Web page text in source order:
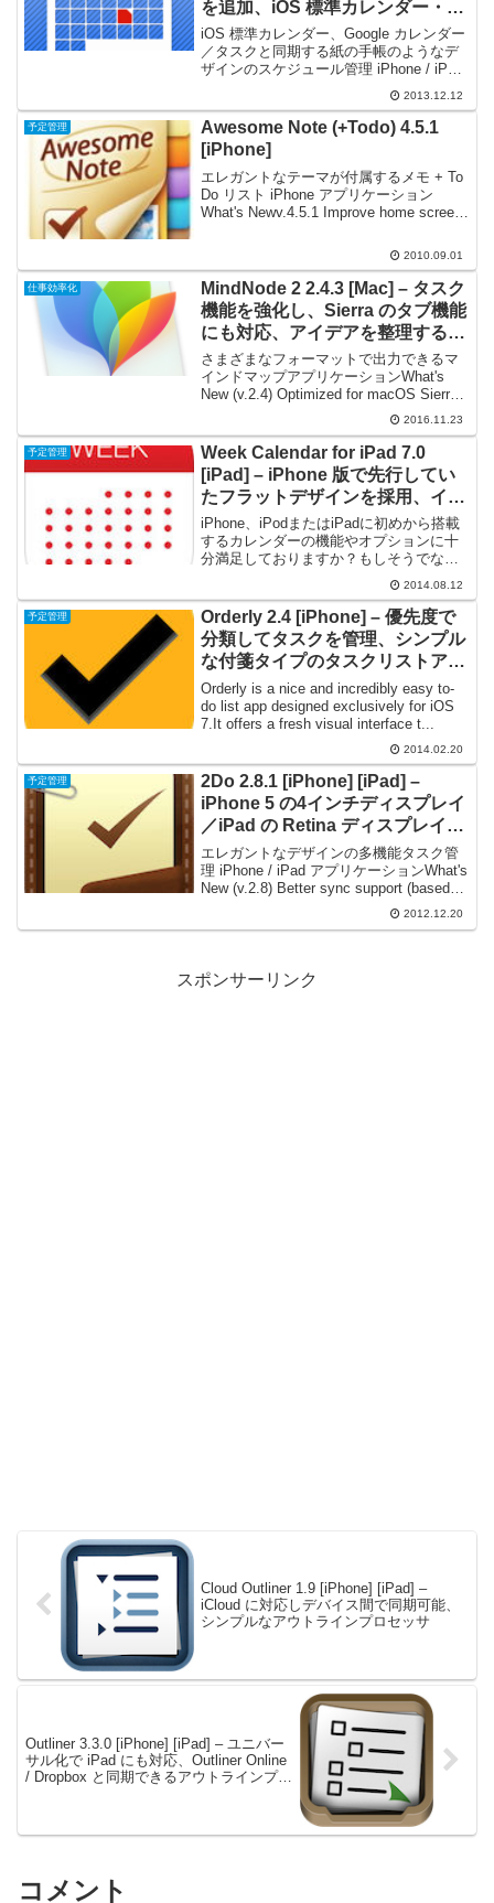
を追加、iOS 標準カレンダー・
Google カレンダー／タスクと同
期できる
iOS 標準カレンダー、Google カレンダー
／タスクと同期する紙の手帳のようなデ
ザインのスケジュール管理 iPhone / iPad
アプリケーション What's New (v.3.5.2)
日画面のミニカレンダー表示が無い標準
リフィ...
2013.12.12
予定管理
Awesome Note (+Todo) 4.5.1
[iPhone]
エレガントなテーマが付属するメモ + To
Do リスト iPhone アプリケーション
What's Newv.4.5.1 Improve home screen
2010.09.01
仕事効率化
MindNode 2 2.4.3 [Mac] – タスク
機能を強化し、Sierra のタブ機能
にも対応、アイデアを整理するの
に役立つマインドマップアプリケ
ーション
さまざまなフォーマットで出力できるマ
インドマップアプリケーションWhat's
New (v.2.4) Optimized for macOS Sierra
MindNode is fully optimized for macOS
2016.11.23
予定管理
Week Calendar for iPad 7.0
[iPad] – iPhone 版で先行してい
たフラットデザインを採用、イベ
ントごとにカスタム色を指定でき
るカレンダー
iPhone、iPodまたはiPadに初めから搭載
するカレンダーの機能やオプションに十
分満足しておりますか？もしそうでなけ
れば、Week Calendar はあなたにぴった
りのソリューションです。iCloud、
Exchange、Google...
2014.08.12
予定管理
Orderly 2.4 [iPhone] – 優先度で
分類してタスクを管理、シンプル
な付箋タイプのタスクリストアプ
リケーション
Orderly is a nice and incredibly easy to-
do list app designed exclusively for iOS
7.It offers a fresh visual interface t...
2014.02.20
予定管理
2Do 2.8.1 [iPhone] [iPad] –
iPhone 5 の4インチディスプレイ
／iPad の Retina ディスプレイに
最適化、多機能タスク管理アプリ
ケーション
エレガントなデザインの多機能タスク管
理 iPhone / iPad アプリケーションWhat's
New (v.2.8) Better sync support (based
on existing services) with the n...2012.12.20
スポンサーリンク
Cloud Outliner 1.9 [iPhone] [iPad] –
iCloud に対応しデバイス間で同期可能、
シンプルなアウトラインプロセッサ
Outliner 3.3.0 [iPhone] [iPad] – ユニバー
サル化で iPad にも対応、Outliner Online
/ Dropbox と同期できるアウトラインプロ
コメント